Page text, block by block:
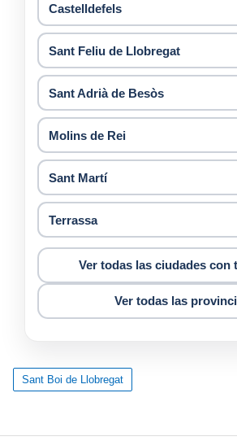
Castelldefels
Sant Feliu de Llobregat
Sant Adrià de Besòs
Molins de Rei
Sant Martí
Terrassa
Ver todas las ciudades con
Ver todas las
Sant Boi de Llobregat